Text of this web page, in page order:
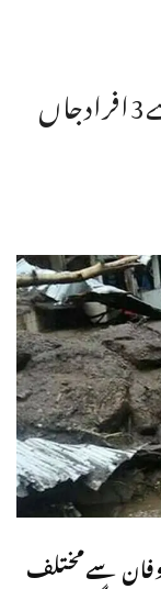
خیبرپختونخوا:آندھی اوربارش سے3افرادجاں
سےمختلف